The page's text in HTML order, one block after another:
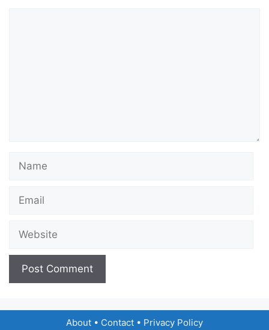
Name
Email
Website
About • Contact • Privacy Policy